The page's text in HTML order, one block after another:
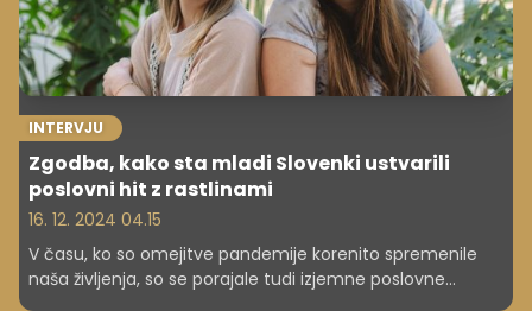
Gladiator za zmagovalno idejo, zdaj pa prodira tudi na
ameriški Amazon.
INTERVJU
Zgodba, kako sta mladi Slovenki ustvarili
poslovni hit z rastlinami
16. 12. 2024 04.15
V času, ko so omejitve pandemije korenito spremenile
naša življenja, so se porajale tudi izjemne poslovne